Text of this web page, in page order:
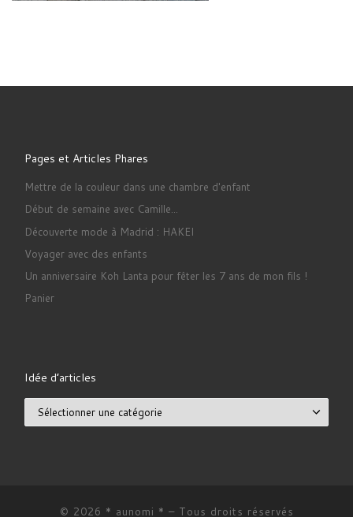
Pages et Articles Phares
Mettre de la couleur dans une chambre d'enfant
Début de semaine avec Camille...
Découverte mode à Madrid : HAKEI
Voyager avec des enfants
Un anniversaire Koh Lanta pour fêter les 7 ans de mon fils !
Panier
Idée d’articles
© 2026 * aunomi * – Tous droits réservés